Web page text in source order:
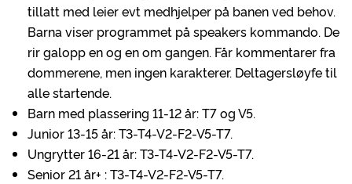
tillatt med leier evt medhjelper på banen ved behov.
Barna viser programmet på speakers kommando. De
rir galopp en og en om gangen. Får kommentarer fra
dommerene, men ingen karakterer. Deltagersløyfe til
alle startende.
Barn med plassering 11-12 år: T7 og V5.
Junior 13-15 år: T3-T4-V2-F2-V5-T7.
Ungrytter 16-21 år: T3-T4-V2-F2-V5-T7.
Senior 21 år+ : T3-T4-V2-F2-V5-T7.